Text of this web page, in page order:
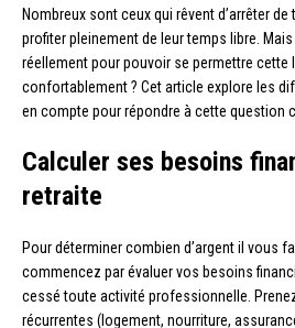
Nombreux sont ceux qui rêvent d’arrêter de
profiter pleinement de leur temps libre.
réellement pour pouvoir se permettre cette
confortablement ? Cet article explore les
en compte pour répondre à cette question
Calculer ses besoins
retraite
Pour déterminer combien d’argent il vous
commencez par évaluer vos besoins
cessé toute activité professionnelle.
récurrentes (logement, nourriture,